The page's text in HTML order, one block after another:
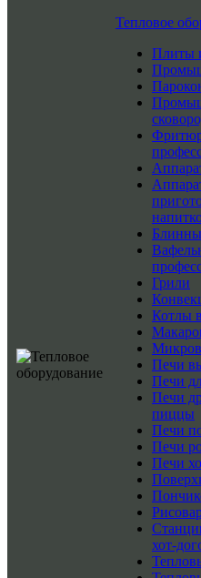
Тепловое
Плиты
Грили
Котлы
Печи
Печи
Печи
пиццы
Печи
Печи
Печи
хот-